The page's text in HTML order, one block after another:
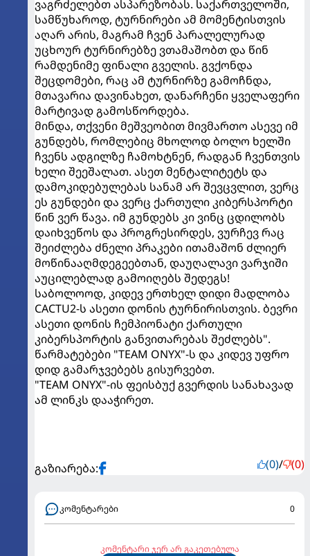
ვაგრძელებთ ასპარეზობას. საქართველოში,
სამწუხაროდ, ტურნირები ამ მომენტისთვის
აღარ არის, მაგრამ ჩვენ პარალელურად
უცხოურ ტურნირებზე ვთამაშობთ და წინ
რამდენიმე ფინალი გველის. გვქონდა
შეცდომები, რაც ამ ტურნირზე გამოჩნდა,
მთავარია დავინახეთ, დანარჩენი ყველაფერი
მარტივად გამოსწორდება.
მინდა, თქვენი მეშვეობით მივმართო ასევე იმ
გუნდებს, რომლებიც მხოლოდ ბოლო ხელში
ჩვენს ადგილზე ჩამოხტნენ, რადგან ჩვენთვის
ხელი შეეშალათ. ასეთ მენტალიტეტს და
დამოკიდებულებას სანამ არ შევცვლით, ვერც
ეს გუნდები და ვერც ქართული კიბერსპორტი
წინ ვერ წავა. იმ გუნდებს კი ვინც ცდილობს
დაიხვეწოს და პროგრესირდეს, ვურჩევ რაც
შეიძლება ძნელი პრაკები ითამაშონ ძლიერ
მოწინააღმდეგეებთან, დაუღალავი ვარჯიში
აუცილებლად გამოიღებს შედეგს!
საბოლოოდ, კიდევ ერთხელ დიდი მადლობა
CACTU2-ს ასეთი დონის ტურნირისთვის. ბევრი
ასეთი დონის ჩემპიონატი ქართული
კიბერსპორტის განვითარებას შეძლებს".
წარმატებები "TEAM ONYX"-ს და კიდევ უფრო
დიდ გამარჯვებებს გისურვებთ.
"TEAM ONYX"-ის ფეისბუქ გვერდის სანახავად
ამ ლინკს დააჭირეთ.
გაზიარება: (0)/ (0)
კომენტარები 0
კომენტარი ჯერ არ გაკეთებულა